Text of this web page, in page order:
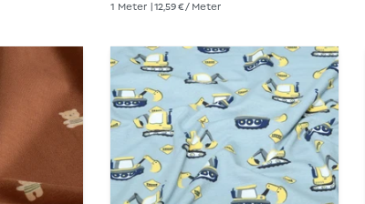
1 Meter | 12,59 € / Meter